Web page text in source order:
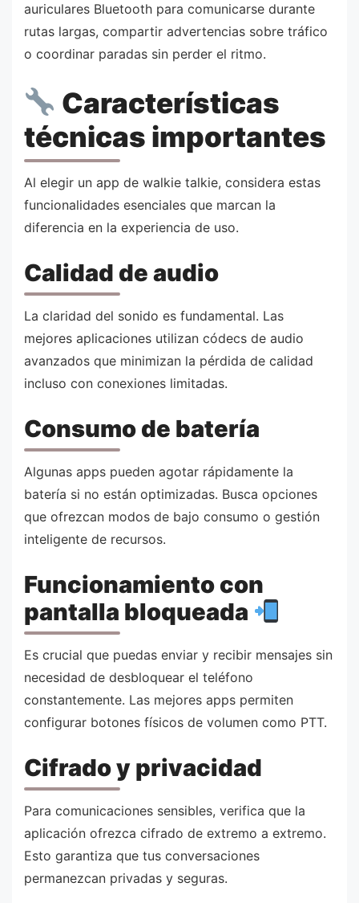
auriculares Bluetooth para comunicarse durante
rutas largas, compartir advertencias sobre tráfico
o coordinar paradas sin perder el ritmo.
Características
técnicas importantes
Al elegir un app de walkie talkie, considera estas
funcionalidades esenciales que marcan la
diferencia en la experiencia de uso.
Calidad de audio
La claridad del sonido es fundamental. Las
mejores aplicaciones utilizan códecs de audio
avanzados que minimizan la pérdida de calidad
incluso con conexiones limitadas.
Consumo de batería
Algunas apps pueden agotar rápidamente la
batería si no están optimizadas. Busca opciones
que ofrezcan modos de bajo consumo o gestión
inteligente de recursos.
Funcionamiento con
pantalla bloqueada
Es crucial que puedas enviar y recibir mensajes sin
necesidad de desbloquear el teléfono
constantemente. Las mejores apps permiten
configurar botones físicos de volumen como PTT.
Cifrado y privacidad
Para comunicaciones sensibles, verifica que la
aplicación ofrezca cifrado de extremo a extremo.
Esto garantiza que tus conversaciones
permanezcan privadas y seguras.